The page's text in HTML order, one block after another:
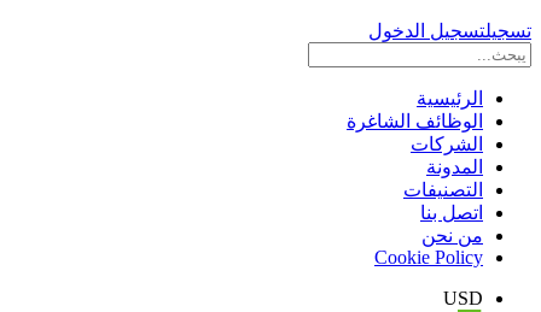
تسجيلتسجيل الدخول
الرئيسية
الوظائف الشاغرة
الشركات
المدونة
التصنيفات
اتصل بنا
من نحن
Cookie Policy
USD